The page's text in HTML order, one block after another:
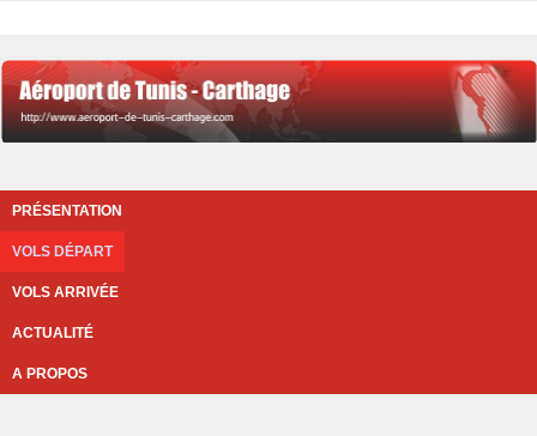
PRÉSENTATION
VOLS DÉPART
VOLS ARRIVÉE
ACTUALITÉ
A PROPOS